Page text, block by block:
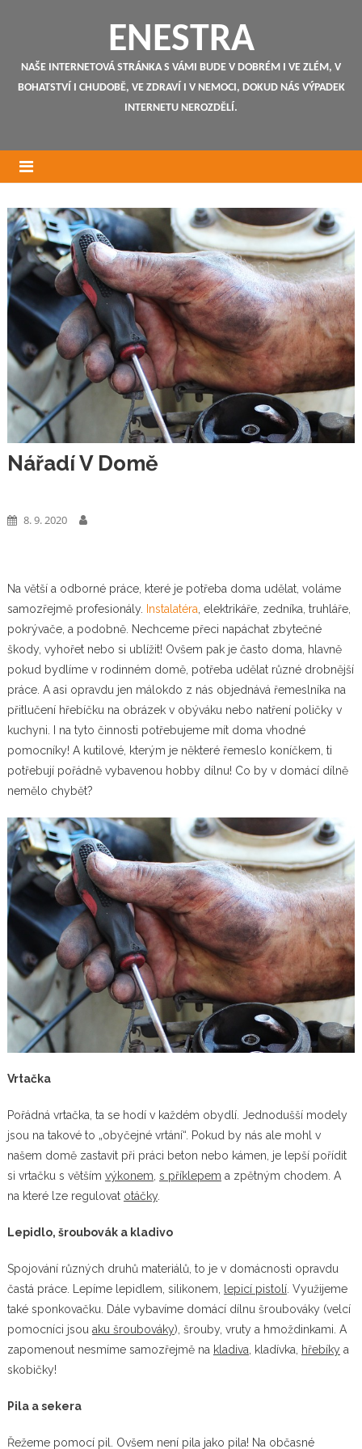
ENESTRA
NAŠE INTERNETOVÁ STRÁNKA S VÁMI BUDE V DOBRÉM I VE ZLÉM, V
BOHATSTVÍ I CHUDOBĚ, VE ZDRAVÍ I V NEMOCI, DOKUD NÁS VÝPADEK
INTERNETU NEROZDĚLÍ.
Nářadí V Domě
8. 9. 2020
Na větší a odborné práce, které je potřeba doma udělat, voláme
samozřejmě profesionály.
Instalatéra , elektrikáře, zedníka, truhláře,
pokrývače, a podobně. Nechceme přeci napáchat zbytečné
škody, vyhořet nebo si ublížit! Ovšem pak je často doma, hlavně
pokud bydlíme v rodinném domě, potřeba udělat různé drobnější
práce. A asi opravdu jen málokdo z nás objednává řemeslníka na
přitlučení hřebíčku na obrázek v obýváku nebo natření poličky v
kuchyni. I na tyto činnosti potřebujeme mít doma vhodné
pomocníky! A kutilové, kterým je některé řemeslo koníčkem, ti
potřebují pořádně vybavenou hobby dílnu! Co by v domácí dílně
nemělo chybět?
Vrtačka
Pořádná vrtačka, ta se hodí v každém obydlí. Jednodušší modely
jsou na takové to „obyčejné vrtání“. Pokud by nás ale mohl v
našem domě zastavit při práci beton nebo kámen, je lepší pořídit
si vrtačku s větším výkonem s příklepem a zpětným chodem. A
na které lze regulovat otáčky.
Lepidlo, šroubovák a kladivo
Spojování různých druhů materiálů, to je v domácnosti opravdu
častá práce. Lepíme lepidlem, silikonem,
lepicí pistolí. Využijeme
také sponkovačku. Dále vybavíme domácí dílnu šroubováky (velcí
pomocníci jsou aku šroubováky), šrouby, vruty a hmoždinkami. A
zapomenout nesmíme samozřejmě na kladiva , kladívka, hřebíkya
skobičky!
Pila a sekera
Řežeme pomocí pil. Ovšem není pila jako pila! Na občasné